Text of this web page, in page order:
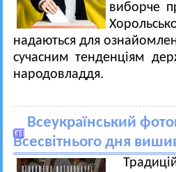
виборче
надаються для
сучасним тенденціям
народовладдя.
Всеукраїнський
Всесвітнього дня